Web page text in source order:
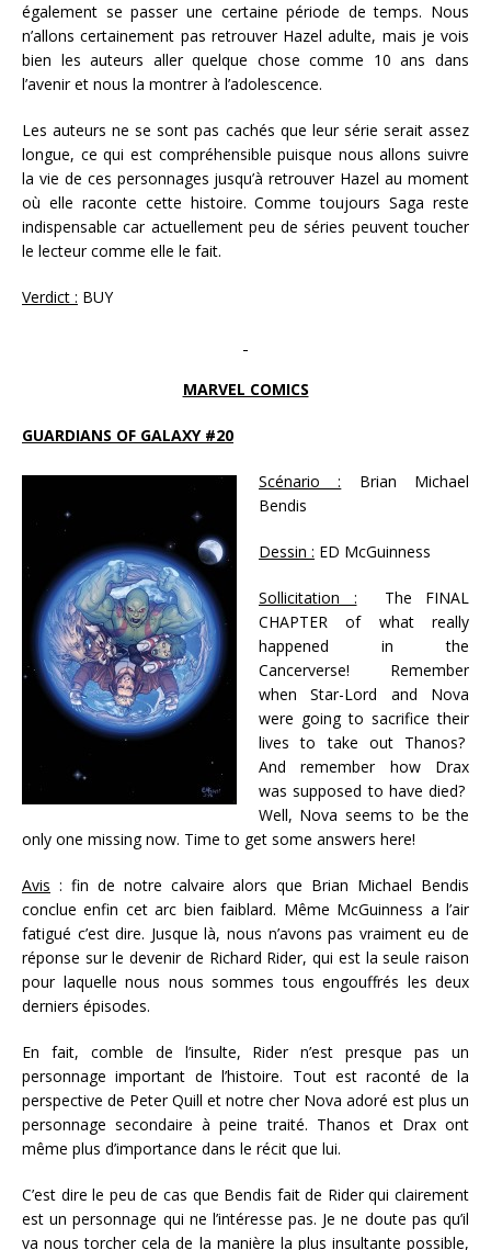
également se passer une certaine période de temps. Nous
n’allons certainement pas retrouver Hazel adulte, mais je vois
bien les auteurs aller quelque chose comme 10 ans dans
l’avenir et nous la montrer à l’adolescence.
Les auteurs ne se sont pas cachés que leur série serait assez
longue, ce qui est compréhensible puisque nous allons suivre
la vie de ces personnages jusqu’à retrouver Hazel au moment
où elle raconte cette histoire. Comme toujours Saga reste
indispensable car actuellement peu de séries peuvent toucher
le lecteur comme elle le fait.
Verdict : BUY
MARVEL COMICS
GUARDIANS OF GALAXY #20
Scénario : Brian Michael
Bendis
Dessin : ED McGuinness
Sollicitation : The FINAL
CHAPTER of what really
happened in the
Cancerverse! Remember
when Star-Lord and Nova
were going to sacrifice their
lives to take out Thanos?
And remember how Drax
was supposed to have died?
Well, Nova seems to be the
only one missing now. Time to get some answers here!
Avis : fin de notre calvaire alors que Brian Michael Bendis
conclue enfin cet arc bien faiblard. Même McGuinness a l’air
fatigué c’est dire. Jusque là, nous n’avons pas vraiment eu de
réponse sur le devenir de Richard Rider, qui est la seule raison
pour laquelle nous nous sommes tous engouffrés les deux
derniers épisodes.
En fait, comble de l’insulte, Rider n’est presque pas un
personnage important de l’histoire. Tout est raconté de la
perspective de Peter Quill et notre cher Nova adoré est plus un
personnage secondaire à peine traité. Thanos et Drax ont
même plus d’importance dans le récit que lui.
C’est dire le peu de cas que Bendis fait de Rider qui clairement
est un personnage qui ne l’intéresse pas. Je ne doute pas qu’il
va nous torcher cela de la manière la plus insultante possible,